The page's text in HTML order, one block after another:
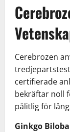
Cerebrozen
certifierade
bekräftar noll
pålitlig för
Ginkgo